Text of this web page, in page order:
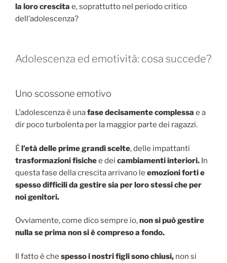
la loro crescita e, soprattutto nel periodo critico
dell’adolescenza?
Adolescenza ed emotività: cosa succede?
Uno scossone emotivo
L’adolescenza è unafase decisamente complessa e a
dir poco turbolenta per la maggior parte dei ragazzi.
Èl’età delle prime grandi scelte, delle impattanti
trasformazioni fisichee dei cambiamenti interiori. In
questa fase della crescita arrivano le emozioni forti e
spesso difficili da gestire sia per loro stessi che per
noi genitori.
Ovviamente, come dico sempre io,non si può gestire
nulla se prima non si è compreso a fondo.
Il fatto è che spesso i nostri figli sono chiusi, non si